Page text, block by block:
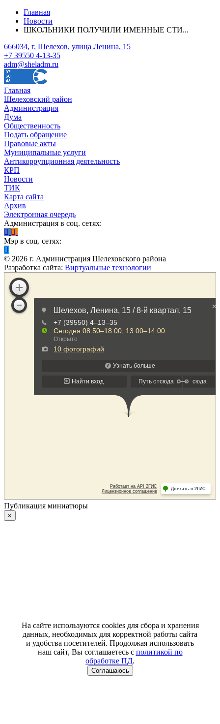
Главная
Новости
ШКОЛЬНИКИ ПОЛУЧИЛИ ИМЕННЫЕ СТИ...
666034, г. Шелехов, улица Ленина, 15
+7 39550 4-13-35
adm@sheladm.ru
Главная
Шелеховский район
Администрация
Дума
Общественность
Подать обращение
Правовые акты
Муниципальные услуги
Антикоррупционная деятельность
КРП
Новости
ТИК
Карта сайта
Архив
Электронная очередь
Администрация в соц. сетях:
Мэр в соц. сетях:
© 2026 г. Администрация Шелеховского района
Разработка сайта: Виртуальные технологии
Публикация миниатюры
×
На сайте используются cookies для сбора и хранения
данных, необходимых для корректной работы сайта
и удобства посетителей. Продолжая использовать
наш сайт, Вы соглашаетесь с политикой по
обработке ПД.
Соглашаюсь